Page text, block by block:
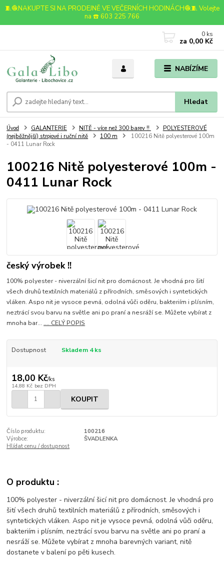
🧵🧶NAKUPTE SI NA PRODEJNĚ VE VEČERNÍCH HODINÁCH🧶🧵 Volejte
na ☎️ 603 225 766
NABÍZÍME
Hledat
0 ks
za 0,00 Kč
Úvod GALANTERIE NITĚ - více než 300 barev !!
POLYESTEROVÉ
(nejběžnější) strojové i ruční nitě
100 m
100216 Nitě polyesterové 100m
- 0411 Lunar Rock
100216 Nitě polyesterové 100m -
0411 Lunar Rock
český výrobek !!
100% polyester - niverzální šicí nit pro domácnost. Je vhodná pro šití
všech druhů textilních materiálů z přírodních, směsových i syntetických
vláken. Aspo nit je vysoce pevná, odolná vůči oděru, bakteriím i plísním,
neztrácí svou barvu na světle ani po praní a nesráží se. Můžete vybírat z
mnoha bar... .... CELÝ POPIS
Dostupnost Skladem 4 ks
18,00 Kč/ks
14,88 Kč bez DPH
KOUPIT
Číslo produktu:
100216
Výrobce:
ŠVADLENKA
Hlídat cenu / dostupnost
O produktu :
100% polyester - niverzální šicí nit pro domácnost. Je vhodná pro
šití všech druhů textilních materiálů z přírodních, směsových i
syntetických vláken. Aspo nit je vysoce pevná, odolná vůči oděru,
bakteriím i plísním, neztrácí svou barvu na světle ani po praní a
nesráží se. Můžete vybírat z mnoha barevných variant, nitě
dostanete v balení po pěti kusech.